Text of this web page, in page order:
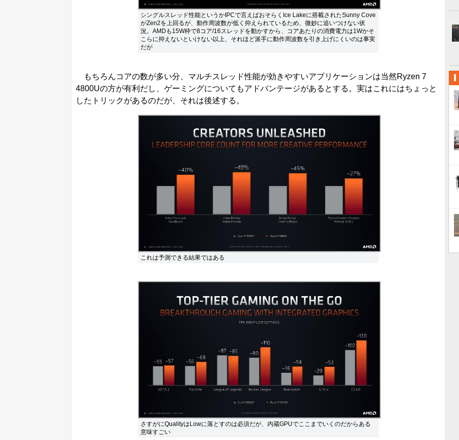
シングルスレッド性能というかIPCで言えばおそらくIce Lakeに搭載されたSunny Cove
がZen2を上回るが、動作周波数が低く抑えられているため、微妙に追いつけない状
況。AMDも15W枠で8コア/16スレッドを動かすから、コアあたりの消費電力は1Wかそ
こらに抑えないといけない以上、それほど派手に動作周波数を引き上げにくいのは事実
だが
もちろんコアの数が多い分、マルチスレッド性能が効きやすいアプリケーションは当然Ryzen 7
4800Uの方が有利だし、ゲーミングについてもアドバンテージがあるとする。実はこれにはちょっと
したトリックがあるのだが、それは後述する。
これは予測できる結果ではある
さすがにQualityはLowに落とすのは必須だが、内蔵GPUでここまでいくのだからある
意味すごい